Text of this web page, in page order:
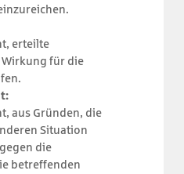
erteilte
für die
aus Gründen, die
Situation
die
betreffenden